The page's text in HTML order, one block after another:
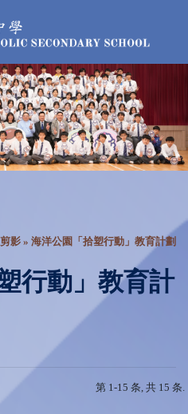
影 » 海洋公園「拾塑行動」教育計劃
行動」教育計
第 1-15 条, 共 15 条.